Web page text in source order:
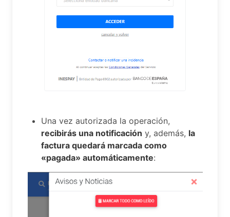
Una vez autorizada la operación,
recibirás una notificación y, además, la
factura quedará marcada como
«pagada» automáticamente: